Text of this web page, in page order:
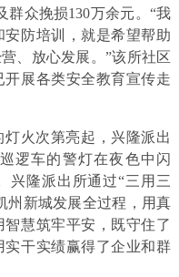
群众挽损130万余元。“我
防培训，就是希望帮助
、放心发展。”该所社区
展各类安全教育宣传走
火次第亮起，兴隆派出
逻车的警灯在夜色中闪
兴隆派出所通过“三用三
州新城发展全过程，用真
慧筑牢平安，既守住了
干实绩赢得了企业和群